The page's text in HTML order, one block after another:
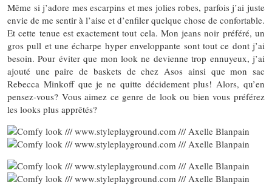
Même si j’adore mes escarpins et mes jolies robes, parfois j’ai juste
envie de me sentir à l’aise et d’enfiler quelque chose de confortable.
Et cette tenue est exactement tout cela. Mon jeans noir préféré, un
gros pull et une écharpe hyper enveloppante sont tout ce dont j’ai
besoin. Pour éviter que mon look ne devienne trop ennuyeux, j’ai
ajouté une paire de baskets de chez Asos ainsi que mon sac
Rebecca Minkoff que je ne quitte décidement plus! Alors, qu’en
pensez-vous? Vous aimez ce genre de look ou bien vous préférez
les looks plus apprêtés?